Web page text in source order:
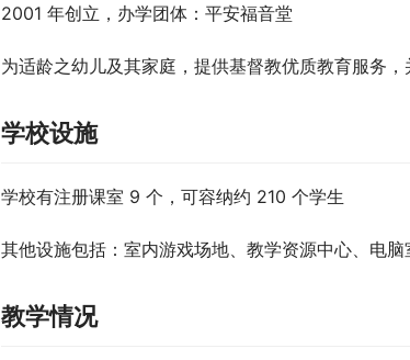
2001 年创立，办学团体：平安福音堂
为适龄之幼儿及其家庭，提供基督教优质教育服务
学校设施
学校有注册课室 9 个，可容纳约 210 个学生
其他设施包括：室内游戏场地、教学资源中心、电脑
教学情况